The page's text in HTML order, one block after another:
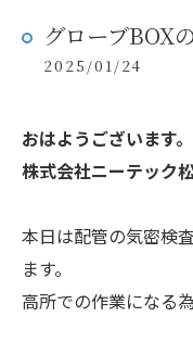
グローブBOX
2025/01/24
おはようございます。
株式会社ニーテック松
本日は配管の気密検
ます。
高所での作業になる